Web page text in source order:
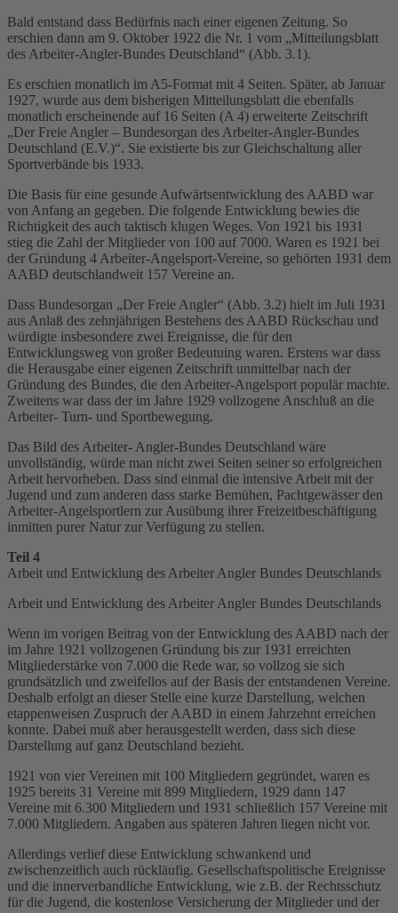
Bald entstand dass Bedürfnis nach einer eigenen Zeitung. So
erschien dann am 9. Oktober 1922 die Nr. 1 vom „Mitteilungsblatt
des Arbeiter-Angler-Bundes Deutschland“ (Abb. 3.1).
Es erschien monatlich im A5-Format mit 4 Seiten. Später, ab Januar
1927, wurde aus dem bisherigen Mitteilungsblatt die ebenfalls
monatlich erscheinende auf 16 Seiten (A 4) erweiterte Zeitschrift
„Der Freie Angler – Bundesorgan des Arbeiter-Angler-Bundes
Deutschland (E.V.)“. Sie existierte bis zur Gleichschaltung aller
Sportverbände bis 1933.
Die Basis für eine gesunde Aufwärtsentwicklung des AABD war
von Anfang an gegeben. Die folgende Entwicklung bewies die
Richtigkeit des auch taktisch klugen Weges. Von 1921 bis 1931
stieg die Zahl der Mitglieder von 100 auf 7000. Waren es 1921 bei
der Gründung 4 Arbeiter-Angelsport-Vereine, so gehörten 1931 dem
AABD deutschlandweit 157 Vereine an.
Dass Bundesorgan „Der Freie Angler“ (Abb. 3.2) hielt im Juli 1931
aus Anlaß des zehnjährigen Bestehens des AABD Rückschau und
würdigte insbesondere zwei Ereignisse, die für den
Entwicklungsweg von großer Bedeutuing waren. Erstens war dass
die Herausgabe einer eigenen Zeitschrift unmittelbar nach der
Gründung des Bundes, die den Arbeiter-Angelsport populär machte.
Zweitens war dass der im Jahre 1929 vollzogene Anschluß an die
Arbeiter- Turn- und Sportbewegung.
Das Bild des Arbeiter- Angler-Bundes Deutschland wäre
unvollständig, würde man nicht zwei Seiten seiner so erfolgreichen
Arbeit hervorheben. Dass sind einmal die intensive Arbeit mit der
Jugend und zum anderen dass starke Bemühen, Pachtgewässer den
Arbeiter-Angelsportlern zur Ausübung ihrer Freizeitbeschäftigung
inmitten purer Natur zur Verfügung zu stellen.
Teil 4
Arbeit und Entwicklung des Arbeiter Angler Bundes Deutschlands
Arbeit und Entwicklung des Arbeiter Angler Bundes Deutschlands
Wenn im vorigen Beitrag von der Entwicklung des AABD nach der
im Jahre 1921 vollzogenen Gründung bis zur 1931 erreichten
Mitgliederstärke von 7.000 die Rede war, so vollzog sie sich
grundsätzlich und zweifellos auf der Basis der entstandenen Vereine.
Deshalb erfolgt an dieser Stelle eine kurze Darstellung, welchen
etappenweisen Zuspruch der AABD in einem Jahrzehnt erreichen
konnte. Dabei muß aber herausgestellt werden, dass sich diese
Darstellung auf ganz Deutschland bezieht.
1921 von vier Vereinen mit 100 Mitgliedern gegründet, waren es
1925 bereits 31 Vereine mit 899 Mitgliedern, 1929 dann 147
Vereine mit 6.300 Mitgliedern und 1931 schließlich 157 Vereine mit
7.000 Mitgliedern. Angaben aus späteren Jahren liegen nicht vor.
Allerdings verlief diese Entwicklung schwankend und
zwischenzeitlich auch rückläufig. Gesellschaftspolitische Ereignisse
und die innerverbandliche Entwicklung, wie z.B. der Rechtsschutz
für die Jugend, die kostenlose Versicherung der Mitglieder und der